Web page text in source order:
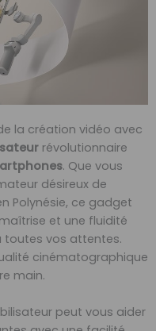
la création vidéo avec
révolutionnaire
. Que vous
désireux de
Polynésie, ce gadget
et une fluidité
toutes vos attentes.
cinématographique
main.
peut vous aider